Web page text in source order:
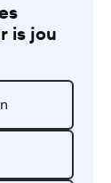
is jou